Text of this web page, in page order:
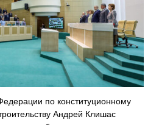
по конституционному
Андрей Клишас